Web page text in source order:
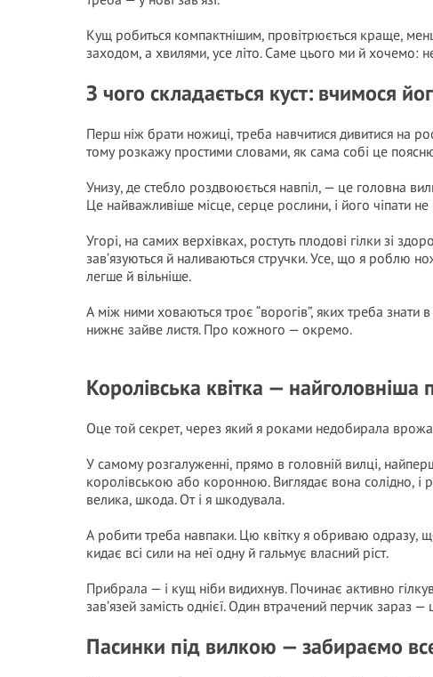
Кущ робиться компактнішим, провітрюється краще,
заходом, а хвилями, усе літо. Саме цього ми й хочемо:
З чого складається куст: вчимося
Перш ніж брати ножиці, треба навчитися дивитися на
тому розкажу простими словами, як сама собі це
Унизу, де стебло роздвоюється навпіл, — це головна
Це найважливіше місце, серце рослини, і його чіпати
Угорі, на самих верхівках, ростуть плодові гілки зі
зав’язуються й наливаються стручки. Усе, що я роблю
легше й вільніше.
А між ними ховаються троє “ворогів”, яких треба знати
нижнє зайве листя. Про кожного — окремо.
Королівська квітка —
Оце той секрет, через який я роками недобирала
У самому розгалуженні, прямо в головній вилці,
королівською або коронною. Виглядає вона солідно, і
велика, шкода. От і я шкодувала.
А робити треба навпаки. Цю квітку я обриваю одразу,
кидає всі сили на неї одну й гальмує власний ріст.
Прибрала — і кущ ніби видихнув. Починає активно
зав’язей замість однієї. Один втрачений перчик зараз
Пасинки під вилкою — забираємо